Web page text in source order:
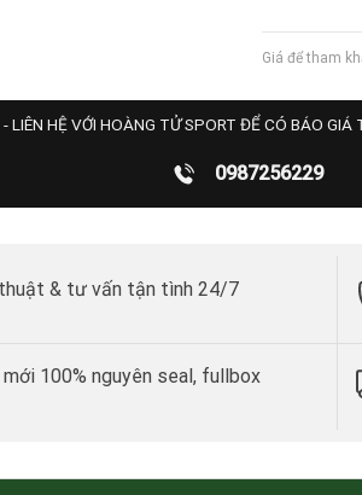
Giá để tham
LIÊN HỆ VỚI HOÀNG TỬ SPORT ĐỂ CÓ BÁO
0987256229
& tư vấn tận tình 24/7
100% nguyên seal, fullbox